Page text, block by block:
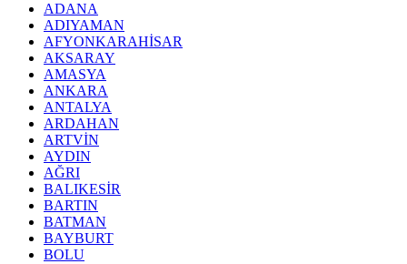
ADANA
ADIYAMAN
AFYONKARAHİSAR
AKSARAY
AMASYA
ANKARA
ANTALYA
ARDAHAN
ARTVİN
AYDIN
AĞRI
BALIKESİR
BARTIN
BATMAN
BAYBURT
BOLU